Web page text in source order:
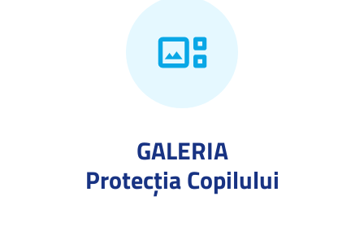
GALERIA
Protecţia Copilului